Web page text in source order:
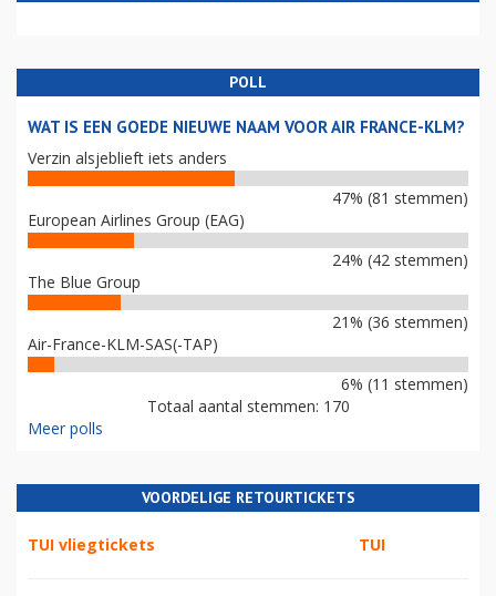
POLL
WAT IS EEN GOEDE NIEUWE NAAM VOOR AIR FRANCE-KLM?
Verzin alsjeblieft iets anders
47% (81 stemmen)
European Airlines Group (EAG)
24% (42 stemmen)
The Blue Group
21% (36 stemmen)
Air-France-KLM-SAS(-TAP)
6% (11 stemmen)
Totaal aantal stemmen: 170
Meer polls
VOORDELIGE RETOURTICKETS
TUI vliegtickets TUI